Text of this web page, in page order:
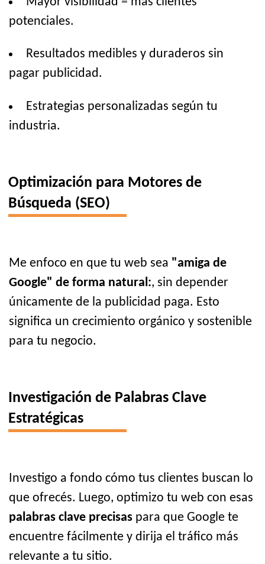
potenciales.
Resultados medibles y duraderos sin
pagar publicidad.
Estrategias personalizadas según tu
industria.
Optimización para Motores de
Búsqueda (SEO)
Me enfoco en que tu web sea "amiga de
Google" de forma natural:, sin depender
únicamente de la publicidad paga. Esto
significa un crecimiento orgánico y sostenible
para tu negocio.
Investigación de Palabras Clave
Estratégicas
Investigo a fondo cómo tus clientes buscan lo
que ofrecés. Luego, optimizo tu web con esas
palabras clave precisas para que Google te
encuentre fácilmente y dirija el tráfico más
relevante a tu sitio.